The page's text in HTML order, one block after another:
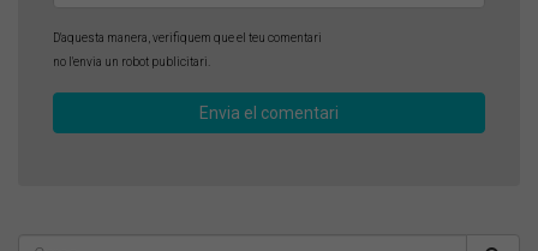
D'aquesta manera, verifiquem que el teu comentari
no l'envia un robot publicitari.